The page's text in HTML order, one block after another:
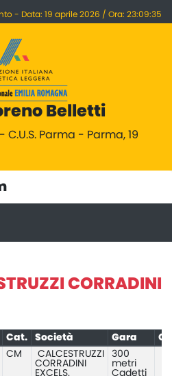
- Data: 19 aprile 2026 / Ora: 23:09:35
Belletti
C.U.S. Parma - Parma, 19
CORRADINI
Cat. Società Gara
CM
CALCESTRUZZI
CORRADINI
EXCELS.
300
metri
Cadetti